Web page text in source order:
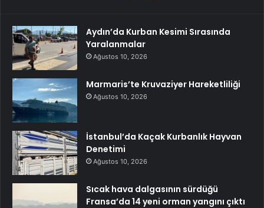
Aydın’da Kurban Kesimi Sırasında
Yaralanmalar
Ağustos 10, 2026
Marmaris’te Kruvaziyer Hareketliliği
Ağustos 10, 2026
İstanbul’da Kaçak Kurbanlık Hayvan
Denetimi
Ağustos 10, 2026
Sıcak hava dalgasının sürdüğü
Fransa’da 14 yeni orman yangını çıktı